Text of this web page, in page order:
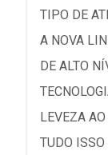
TIPO DE
A NOVA
DE ALTO
LEVEZA
TUDO